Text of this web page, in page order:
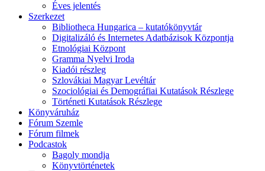
Éves jelentés
Szerkezet
Bibliotheca Hungarica – kutatókönyvtár
Digitalizáló és Internetes Adatbázisok Központja
Etnológiai Központ
Gramma Nyelvi Iroda
Kiadói részleg
Szlovákiai Magyar Levéltár
Szociológiai és Demográfiai Kutatások Részlege
Történeti Kutatások Részlege
Könyváruház
Fórum Szemle
Fórum filmek
Podcastok
Bagoly mondja
Könyvtörténetek